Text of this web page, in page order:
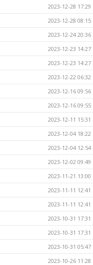
2023-12-28 17:29
2023-12-28 08:15
2023-12-24 20:36
2023-12-23 14:27
2023-12-23 14:27
2023-12-22 06:32
2023-12-16 09:56
2023-12-16 09:55
2023-12-11 15:31
2023-12-04 18:22
2023-12-04 12:54
2023-12-02 09:49
2023-11-21 13:00
2023-11-11 12:41
2023-11-11 12:41
2023-10-31 17:31
2023-10-31 17:31
2023-10-31 05:47
2023-10-26 11:28